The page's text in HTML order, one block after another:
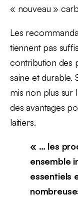
« nouveau »
Les
tiennent pas
contribution des
saine et durable.
mis non plus sur
des avantages
laitiers.
« … les
ensemble
essentiels